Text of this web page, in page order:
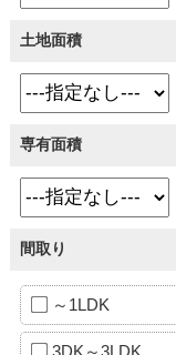
土地面積
専有面積
間取り
～1LDK
3DK～3LDK